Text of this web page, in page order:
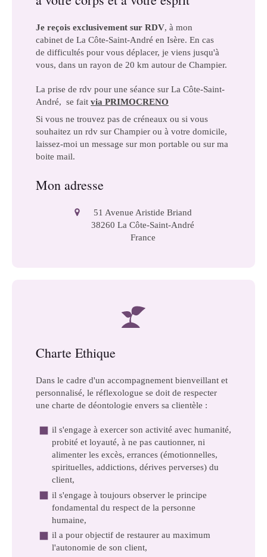
Je reçois exclusivement sur RDV, à mon
cabinet de La Côte-Saint-André en Isère. En cas
de difficultés pour vous déplacer, je viens jusqu'à
vous, dans un rayon de 20 km autour de Champier.
La prise de rdv pour une séance sur La Côte-Saint-
André, se fait via PRIMOCRENO
Si vous ne trouvez pas de créneaux ou si vous
souhaitez un rdv sur Champier ou à votre domicile,
laissez-moi un message sur mon portable ou sur ma
boite mail.
Mon adresse
51 Avenue Aristide Briand
38260 La Côte-Saint-André
France
Charte Ethique
Dans le cadre d'un accompagnement bienveillant et
personnalisé, le réflexologue se doit de respecter
une charte de déontologie envers sa clientèle :
il s'engage à exercer son activité avec humanité,
probité et loyauté, à ne pas cautionner, ni
alimenter les excès, errances (émotionnelles,
spirituelles, addictions, dérives perverses) du
client,
il s'engage à toujours observer le principe
fondamental du respect de la personne
humaine,
il a pour objectif de restaurer au maximum
l'autonomie de son client,